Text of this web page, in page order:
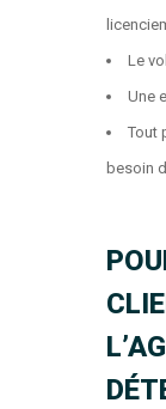
Le
Une
Tout
besoin